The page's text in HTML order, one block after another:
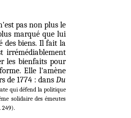
pas non plus le
marqué que lui
des biens. Il fait la
irrémédiablement
les bienfaits pour
Elle l'amène
de 1774 : dans Du
qui défend la politique
solidaire des émeutes
249).